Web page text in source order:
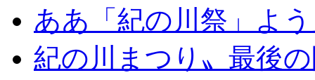
ああ「紀の川祭」よ
紀の川まつり〟最後